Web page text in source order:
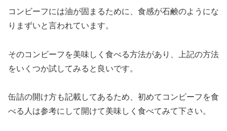
コンビーフには油が固まるために、食感が石鹸のようにな
りまずいと言われています。
そのコンビーフを美味しく食べる方法があり、上記の方法
をいくつか試してみると良いです。
缶詰の開け方も記載してあるため、初めてコンビーフを食
べる人は参考にして開けて美味しく食べてみて下さい。